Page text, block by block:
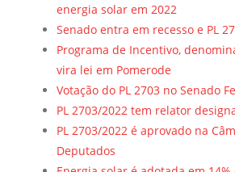
energia solar em 2022
Senado entra em recesso e PL
Programa de Incentivo,
vira lei em Pomerode
Votação do PL 2703 no Senado
PL 2703/2022 tem relator
PL 2703/2022 é aprovado na
Deputados